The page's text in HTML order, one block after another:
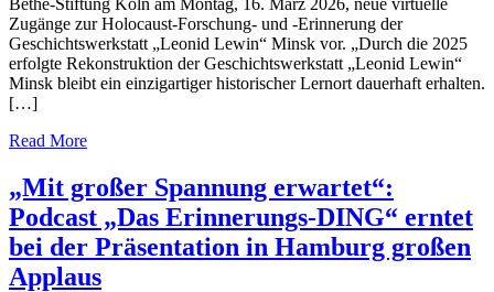
Zugänge zur Holocaust-Forschung- und -Erinnerung der
Geschichtswerkstatt „Leonid Lewin“ Minsk vor. „Durch die 2025
erfolgte Rekonstruktion der Geschichtswerkstatt „Leonid Lewin“
Minsk bleibt ein einzigartiger historischer Lernort dauerhaft erhalten.
[…]
Read More
„Mit großer Spannung erwartet“:
Podcast „Das Erinnerungs-DING“ erntet
bei der Präsentation in Hamburg großen
Applaus